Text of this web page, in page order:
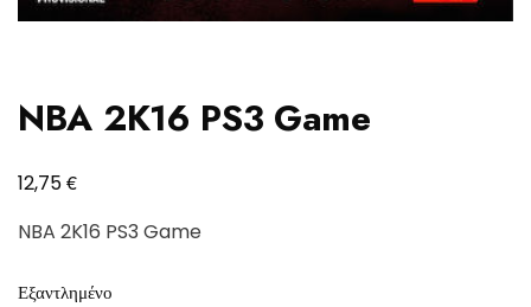
NBA 2K16 PS3 Game
12,75€
NBA 2K16 PS3 Game
Εξαντλημένο